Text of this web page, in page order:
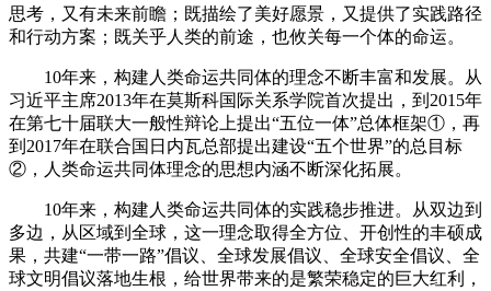
思考，又有未来前瞻；既描绘了美好愿景，又提供了实践路径
和行动方案；既关乎人类的前途，也攸关每一个体的命运。
10年来，构建人类命运共同体的理念不断丰富和发展。从
习近平主席2013年在莫斯科国际关系学院首次提出，到2015年
在第七十届联大一般性辩论上提出“五位一体”总体框架①，再
到2017年在联合国日内瓦总部提出建设“五个世界”的总目标
②，人类命运共同体理念的思想内涵不断深化拓展。
10年来，构建人类命运共同体的实践稳步推进。从双边到
多边，从区域到全球，这一理念取得全方位、开创性的丰硕成
果，共建“一带一路”倡议、全球发展倡议、全球安全倡议、全
球文明倡议落地生根，给世界带来的是繁荣稳定的巨大红利，